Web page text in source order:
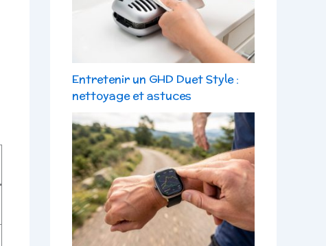
Entretenir un GHD Duet Style :
nettoyage et astuces